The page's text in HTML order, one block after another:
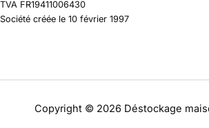
TVA FR19411006430
Société créée le 10 février 1997
Copyright © 2026 Déstockage